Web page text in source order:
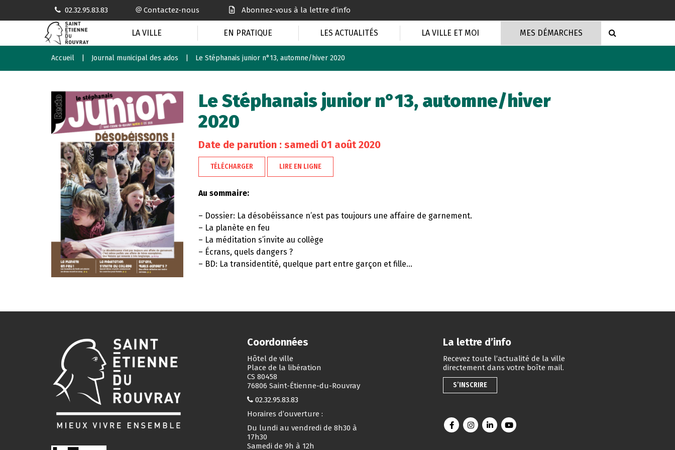
02.32.95.83.83 Contactez-nous Abonnez-vous à la lettre d’info
LA VILLE EN PRATIQUE LES ACTUALITÉS LA VILLE ET MOI MES DÉMARCHES
Accueil Journal municipal des ados Le Stéphanais junior n°13, automne/hiver 2020
Le Stéphanais junior n°13, automne/hiver
2020
Date de parution : samedi 01 août 2020
TÉLÉCHARGER LIRE EN LIGNE
Au sommaire:
– Dossier: La désobéissance n’est pas toujours une affaire de garnement.
– La planète en feu
– La méditation s’invite au collège
– Écrans, quels dangers ?
– BD: La transidentité, quelque part entre garçon et fille…
Coordonnées
Hôtel de ville
Place de la libération
CS 80458
76806 Saint-Étienne-du-Rouvray
02.32.95.83.83
Horaires d’ouverture :
Du lundi au vendredi de 8h30 à
17h30
Samedi de 9h à 12h
La lettre d’info
Recevez toute l’actualité de la ville
directement dans votre boîte mail.
S’INSCRIRE
Lien vers le compte Facebook
Lien vers le compte Instagram
Lien vers le compte Linkedin
Lien vers la chaîne Youtube